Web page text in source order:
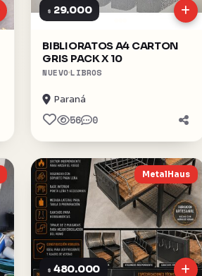
$ 29.000
BIBLIORATOS A4 CARTON
GRIS PACK X 10
NUEVOLIBROS
Paraná
56 0
MetalHaus
$ 480.000